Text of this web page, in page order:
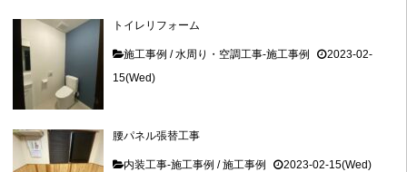
トイレリフォーム
施工事例 /水周り・空調工事-施工事例
2023-02-
15(Wed)
腰パネル張替工事
内装工事-施工事例 /施工事例 2023-02-15(Wed)